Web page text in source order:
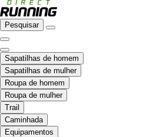
Pesquisar
Sapatilhas de homem
Sapatilhas de mulher
Roupa de homem
Roupa de mulher
Trail
Caminhada
Equipamentos